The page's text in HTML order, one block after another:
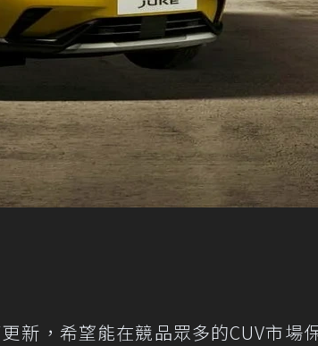
新，希望能在競品眾多的CUV市場